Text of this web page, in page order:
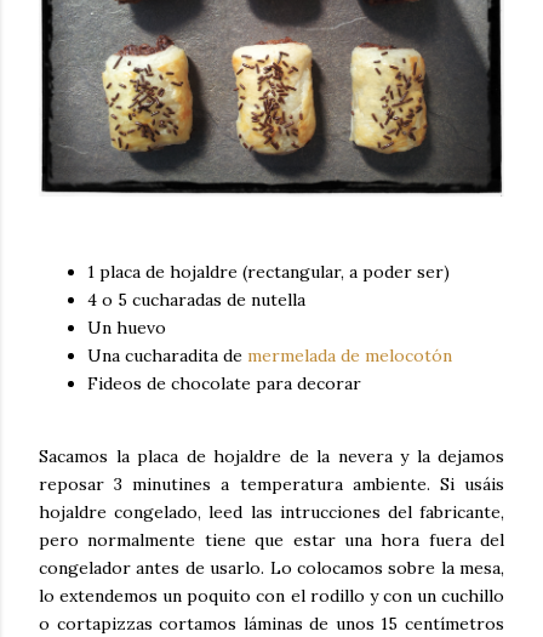
1 placa de hojaldre (rectangular, a poder ser)
4 o 5 cucharadas de nutella
Un huevo
Una cucharadita de mermelada de melocotón
Fideos de chocolate para decorar
Sacamos la placa de hojaldre de la nevera y la dejamos
reposar 3 minutines a temperatura ambiente. Si usáis
hojaldre congelado, leed las intrucciones del fabricante,
pero normalmente tiene que estar una hora fuera del
congelador antes de usarlo. Lo colocamos sobre la mesa,
lo extendemos un poquito con el rodillo y con un cuchillo
o cortapizzas cortamos láminas de unos 15 centímetros